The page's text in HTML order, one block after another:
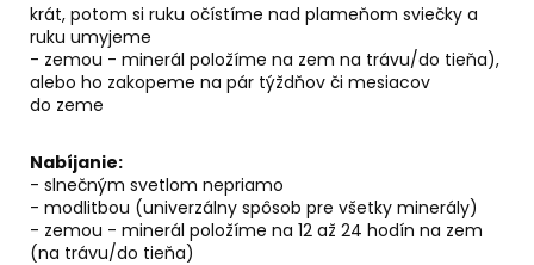
krát, potom si ruku očístíme nad plameňom sviečky a
ruku umyjeme
- zemou - minerál položíme na zem na trávu/do tieňa),
alebo ho zakopeme na pár týždňov či mesiacov
do zeme
Nabíjanie:
- slnečným svetlom nepriamo
- modlitbou (univerzálny spôsob pre všetky minerály)
- zemou - minerál položíme na 12 až 24 hodín na zem
(na trávu/do tieňa)